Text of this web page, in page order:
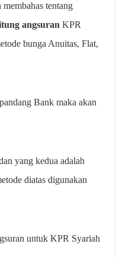
tentang
angsuran KPR
bunga Anuitas, Flat,
Bank maka akan
yang kedua adalah
diatas digunakan
untuk KPR Syariah